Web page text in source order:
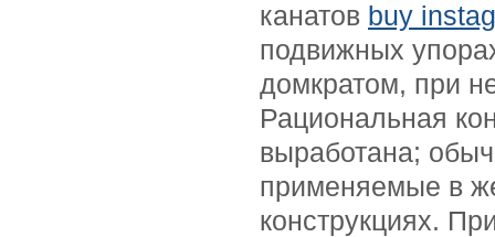
канатов buy
подвижных
домкратом, при
Рациональная
выработана;
применяемые в
конструкциях.